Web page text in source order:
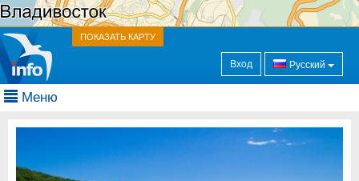
ПОКАЗАТЬ КАРТУ
Вход Русский
Меню